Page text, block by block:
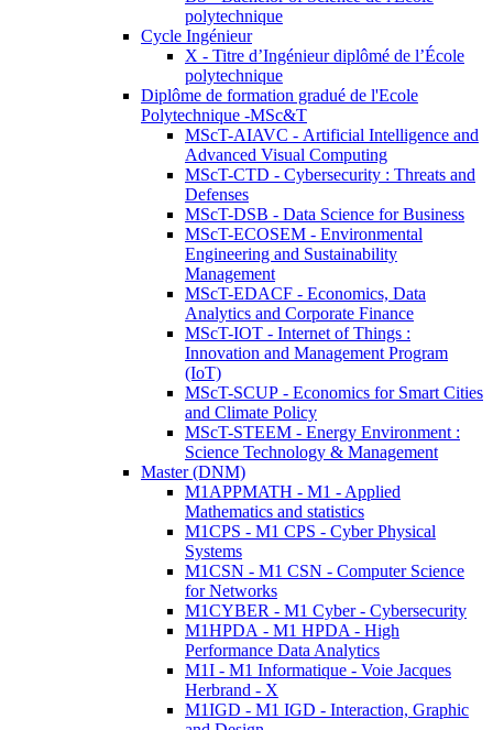
polytechnique
Cycle Ingénieur
X - Titre d’Ingénieur diplômé de l’École
polytechnique
Diplôme de formation gradué de l'Ecole
Polytechnique -MSc&T
MScT-AIAVC - Artificial Intelligence and
Advanced Visual Computing
MScT-CTD - Cybersecurity : Threats and
Defenses
MScT-DSB - Data Science for Business
MScT-ECOSEM - Environmental
Engineering and Sustainability
Management
MScT-EDACF - Economics, Data
Analytics and Corporate Finance
MScT-IOT - Internet of Things :
Innovation and Management Program
(IoT)
MScT-SCUP - Economics for Smart Cities
and Climate Policy
MScT-STEEM - Energy Environment :
Science Technology & Management
Master (DNM)
M1APPMATH - M1 - Applied
Mathematics and statistics
M1CPS - M1 CPS - Cyber Physical
Systems
M1CSN - M1 CSN - Computer Science
for Networks
M1CYBER - M1 Cyber - Cybersecurity
M1HPDA - M1 HPDA - High
Performance Data Analytics
M1I - M1 Informatique - Voie Jacques
Herbrand - X
M1IGD - M1 IGD - Interaction, Graphic